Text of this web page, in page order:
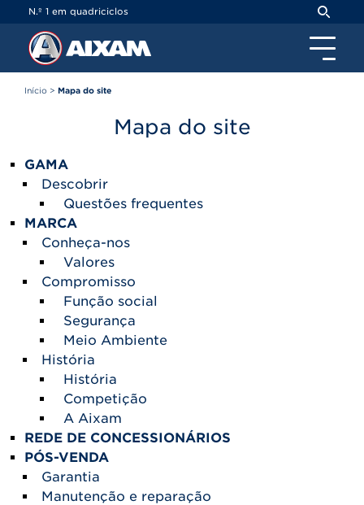
N.º 1 em quadriciclos
Início > Mapa do site
Mapa do site
GAMA
Descobrir
Questões frequentes
MARCA
Conheça-nos
Valores
Compromisso
Função social
Segurança
Meio Ambiente
História
História
Competição
A Aixam
REDE DE CONCESSIONÁRIOS
PÓS-VENDA
Garantia
Manutenção e reparação
Painel de Gerenciamento de Cookies